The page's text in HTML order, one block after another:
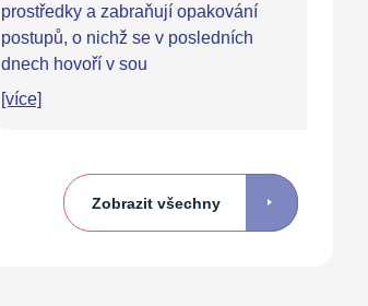
prostředky a zabraňují opakování
postupů, o nichž se v posledních
dnech hovoří v sou
[více]
Zobrazit všechny